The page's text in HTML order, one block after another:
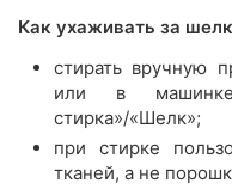
Как ухаживать за
стирать вручную
или в
стирка»/«Шелк»;
при стирке
тканей, а не